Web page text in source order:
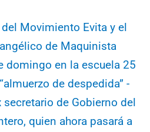
Movimiento Evita y el
de Maquinista
domingo en la escuela 25
de despedida” -
de Gobierno del
quien ahora pasará a